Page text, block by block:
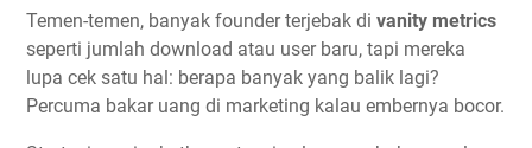
Temen-temen, banyak founder terjebak di vanity metrics
seperti jumlah download atau user baru, tapi mereka
lupa cek satu hal: berapa banyak yang balik lagi?
Percuma bakar uang di marketing kalau embernya bocor.